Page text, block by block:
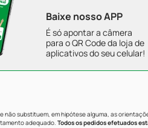
Baixe nosso APP
É só apontar a câmera
para o QR Code da loja de
aplicativos do seu celular!
substituem, em hipótese alguma, as
adequado. Todos os pedidos efetuados